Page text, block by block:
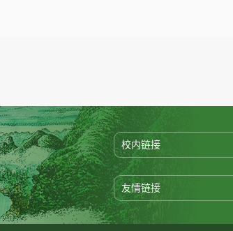
校内链接
友情链接